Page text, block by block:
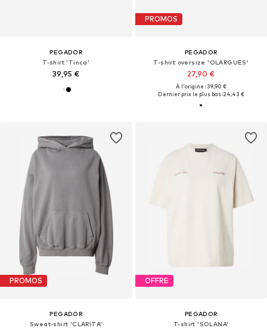
PEGADOR
T-shirt 'Tinca'
39,95 €
PROMOS
PEGADOR
T-shirt oversize 'OLARGUES'
27,90 €
À l'origine : 39,90 €
Dernier prix le plus bas :24,43 €
PROMOS
PEGADOR
Sweat-shirt 'CLARITA'
OFFRE
PEGADOR
T-shirt 'SOLANA'